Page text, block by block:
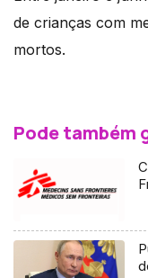
de crianças com
mortos.
Pode também